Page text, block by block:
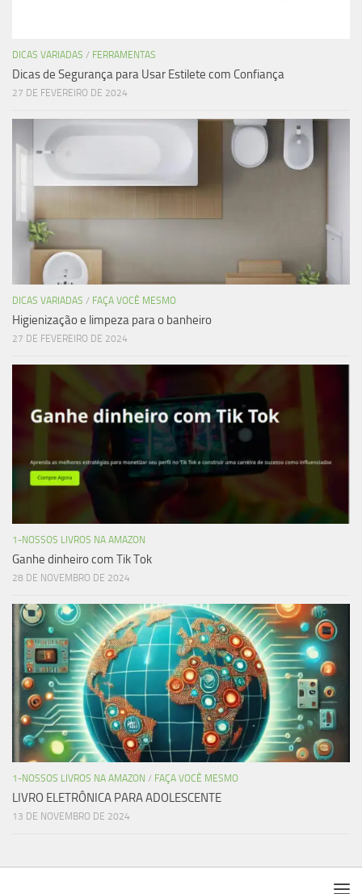
DICAS VARIADAS / FERRAMENTAS
Dicas de Segurança para Usar Estilete com Confiança
27 DE FEVEREIRO DE 2024
DICAS VARIADAS / FAÇA VOCÊ MESMO
Higienização e limpeza para o banheiro
27 DE FEVEREIRO DE 2024
1-NOSSOS LIVROS NA AMAZON
Ganhe dinheiro com Tik Tok
28 DE NOVEMBRO DE 2024
1-NOSSOS LIVROS NA AMAZON / FAÇA VOCÊ MESMO
LIVRO ELETRÔNICA PARA ADOLESCENTE
13 DE NOVEMBRO DE 2024